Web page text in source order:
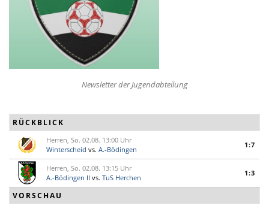
Newsletter der Jugendabteilung
RÜCKBLICK
Herren, So. 02.08. 13:00 Uhr
Winterscheid vs. A.-Bödingen
1:7
Herren, So. 02.08. 13:15 Uhr
A.-Bödingen II vs. TuS Herchen
1:3
VORSCHAU